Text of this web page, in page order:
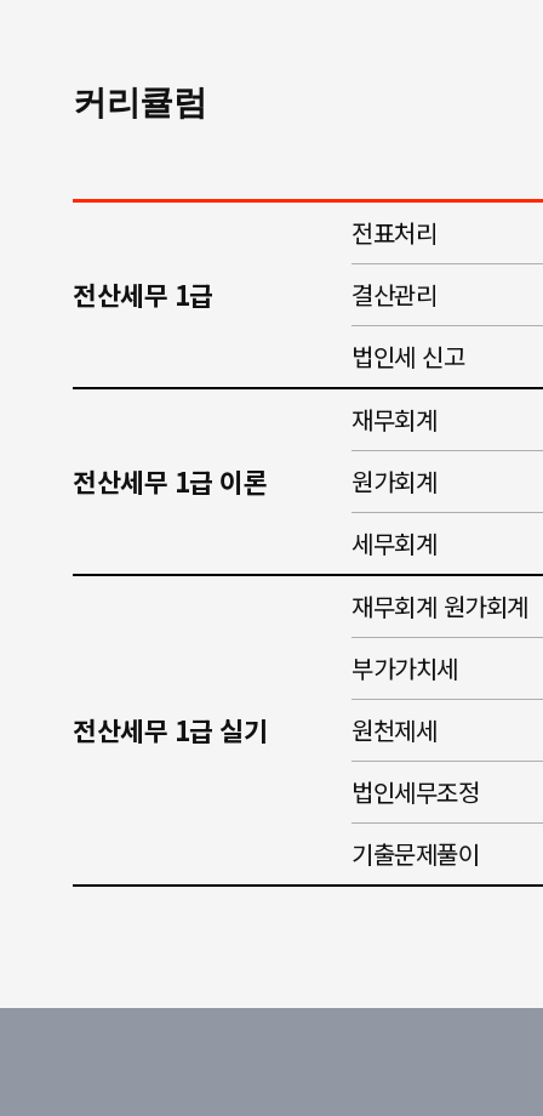
커리큘럼
전산세무 1급
전표처리
결산관리
법인세 신고
전산세무 1급 이론
재무회계
원가회계
세무회계
전산세무 1급 실기
재무회계 원가회계
부가가치세
원천제세
법인세무조정
기출문제풀이